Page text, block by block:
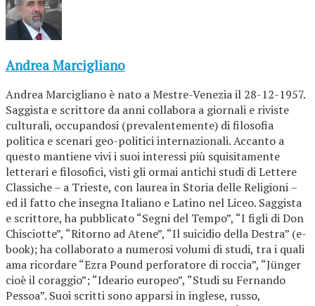
Andrea Marcigliano
Andrea Marcigliano è nato a Mestre-Venezia il 28-12-1957.
Saggista e scrittore da anni collabora a giornali e riviste
culturali, occupandosi (prevalentemente) di filosofia
politica e scenari geo-politici internazionali. Accanto a
questo mantiene vivi i suoi interessi più squisitamente
letterari e filosofici, visti gli ormai antichi studi di Lettere
Classiche – a Trieste, con laurea in Storia delle Religioni –
ed il fatto che insegna Italiano e Latino nel Liceo. Saggista
e scrittore, ha pubblicato “Segni del Tempo”, “I figli di Don
Chisciotte”, “Ritorno ad Atene”, “Il suicidio della Destra” (e-
book); ha collaborato a numerosi volumi di studi, tra i quali
ama ricordare “Ezra Pound perforatore di roccia”, “Jünger
cioè il coraggio”; “Ideario europeo”, “Studi su Fernando
Pessoa”. Suoi scritti sono apparsi in inglese, russo,